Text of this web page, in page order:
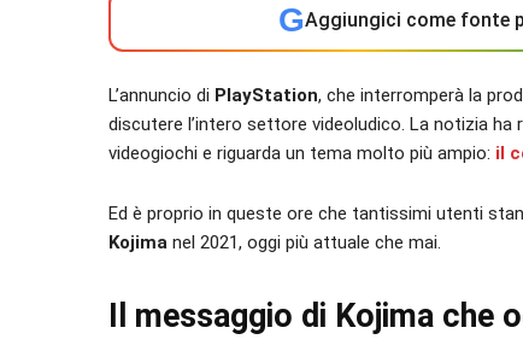
GAggiungici come fonte
L’annuncio di PlayStation, che interromperà la
discutere l’intero settore videoludico. La notizia
videogiochi e riguarda un tema molto più ampio: il
Ed è proprio in queste ore che tantissimi utenti
Kojima nel 2021, oggi più attuale che mai.
Il messaggio di Kojima che